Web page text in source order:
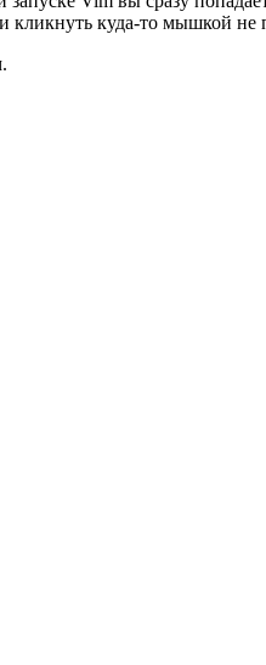
куда-то мышкой не